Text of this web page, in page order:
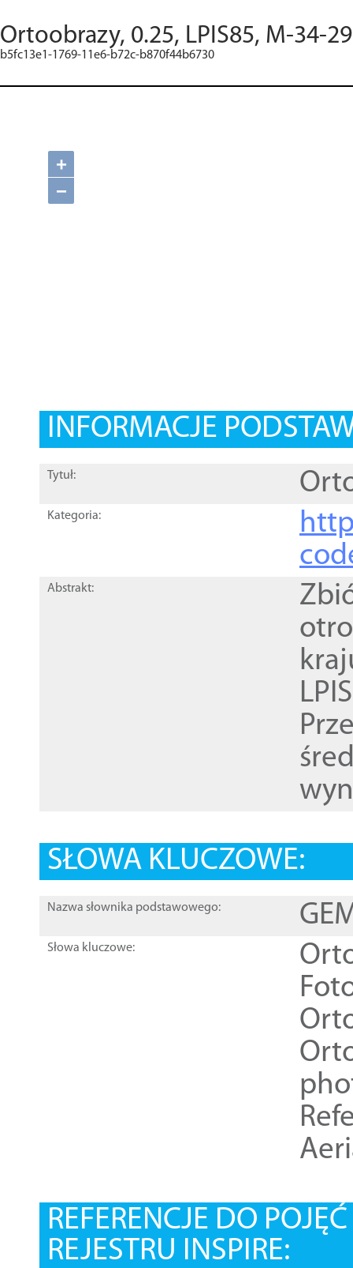
Ortoobrazy, 0.25, LPIS85, M-34-
b5fc13e1-1769-11e6-b72c-b870f44b6730
+
−
INFORMACJE
Tytuł:
Kategoria:
Abstrakt:
SŁOWA KLUCZOWE:
Nazwa słownika podstawowego:
Słowa kluczowe:
REFERENCJE DO
REJESTRU INSPIRE: